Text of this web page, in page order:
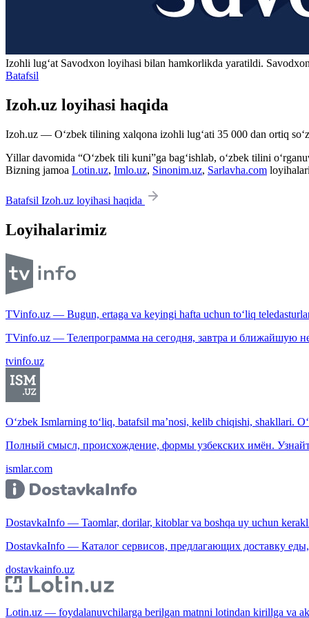
Izohli lugʻat Savodxon loyihasi bilan hamkorlikda yaratildi.
Batafsil
Izoh.uz loyihasi haqida
Izoh.uz — O‘zbek tilining xalqona izohli lug‘ati 35 000 dan ortiq
Yillar davomida “O‘zbek tili kuni”ga bag‘ishlab, o‘zbek tilini
Bizning jamoa Lotin.uz, Imlo.uz, Sinonim.uz, Sarlavha.com
Batafsil Izoh.uz loyihasi haqida
Loyihalarimiz
TVinfo.uz — Bugun, ertaga va keyingi hafta uchun to‘liq
TVinfo.uz — Телепрограмма на сегодня, завтра и ближайшую
tvinfo.uz
O‘zbek Ismlarning to‘liq, batafsil ma’nosi, kelib chiqishi, shakllari.
Полный смысл, происхождение, формы узбекских имён.
ismlar.com
DostavkaInfo — Taomlar, dorilar, kitoblar va boshqa uy uchun
DostavkaInfo — Каталог сервисов, предлагающих доставку
dostavkainfo.uz
Lotin.uz — foydalanuvchilarga berilgan matnni lotindan kirillga va